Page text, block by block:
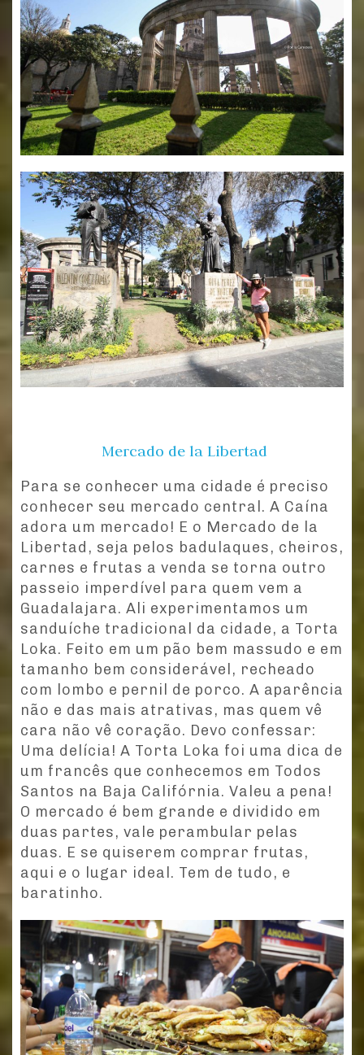
Mercado de la Libertad
Para se conhecer uma cidade é preciso
conhecer seu mercado central. A Caína
adora um mercado! E o Mercado de la
Libertad, seja pelos badulaques, cheiros,
carnes e frutas a venda se torna outro
passeio imperdível para quem vem a
Guadalajara. Ali experimentamos um
sanduíche tradicional da cidade, a Torta
Loka. Feito em um pão bem massudo e em
tamanho bem considerável, recheado
com lombo e pernil de porco. A aparência
não e das mais atrativas, mas quem vê
cara não vê coração. Devo confessar:
Uma delícia! A Torta Loka foi uma dica de
um francês que conhecemos em Todos
Santos na Baja Califórnia. Valeu a pena!
O mercado é bem grande e dividido em
duas partes, vale perambular pelas
duas. E se quiserem comprar frutas,
aqui e o lugar ideal. Tem de tudo, e
baratinho.